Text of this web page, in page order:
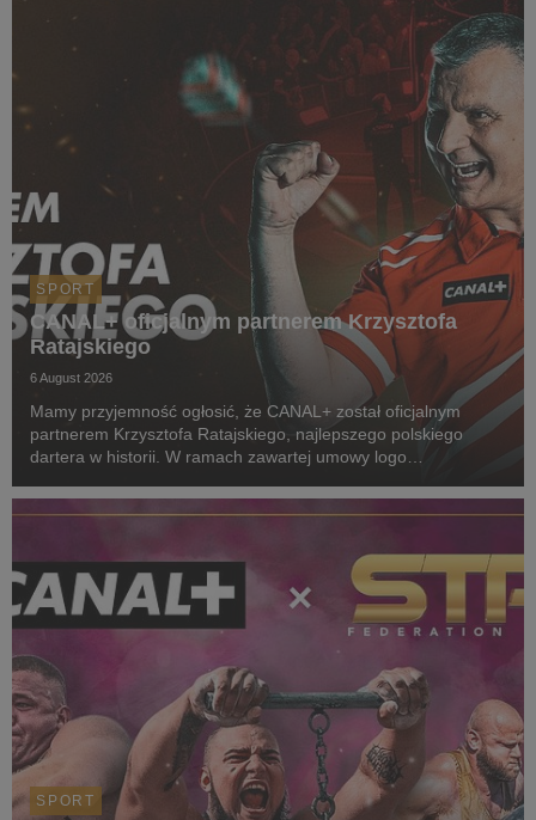
SPORT
CANAL+ oficjalnym partnerem Krzysztofa
Ratajskiego
6 August 2026
Mamy przyjemność ogłosić, że CANAL+ został oficjalnym
partnerem Krzysztofa Ratajskiego, najlepszego polskiego
dartera w historii. W ramach zawartej umowy logo
startowych naszego zawodnika podczas
SPORT